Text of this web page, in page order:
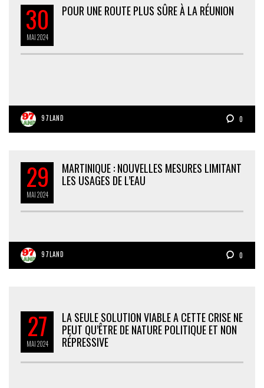
30
MAI2024
POUR UNE ROUTE PLUS SÛRE À LA RÉUNION
97LAND 0
29
MAI2024
MARTINIQUE : NOUVELLES MESURES LIMITANT
LES USAGES DE L’EAU
97LAND 0
27
MAI2024
LA SEULE SOLUTION VIABLE A CETTE CRISE NE
PEUT QU’ÊTRE DE NATURE POLITIQUE ET NON
RÉPRESSIVE